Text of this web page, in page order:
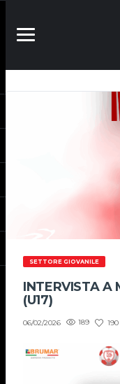
SETTORE GIOVANILE
INTERVISTA A
(U17)
06/02/2026 189 190